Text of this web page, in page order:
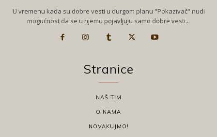
U vremenu kada su dobre vesti u durgom planu "Pokazivač" nudi
mogućnost da se u njemu pojavljuju samo dobre vesti...
Stranice
NAŠ TIM
O NAMA
NOVAKUJMO!